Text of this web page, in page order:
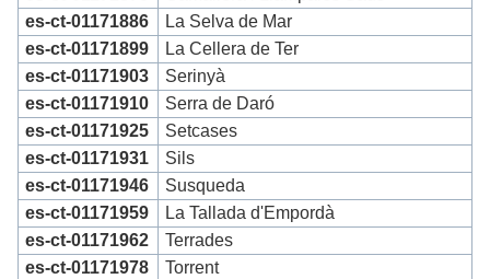
es-ct-01171886
La Selva de Mar
es-ct-01171899
La Cellera de Ter
es-ct-01171903
Serinyà
es-ct-01171910
Serra de Daró
es-ct-01171925
Setcases
es-ct-01171931
Sils
es-ct-01171946
Susqueda
es-ct-01171959
La Tallada d'Empordà
es-ct-01171962
Terrades
es-ct-01171978
Torrent